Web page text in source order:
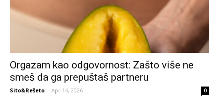
Orgazam kao odgovornost: Zašto više ne
smeš da ga prepuštaš partneru
Sito&Rešeto - Apr 14, 2026 0